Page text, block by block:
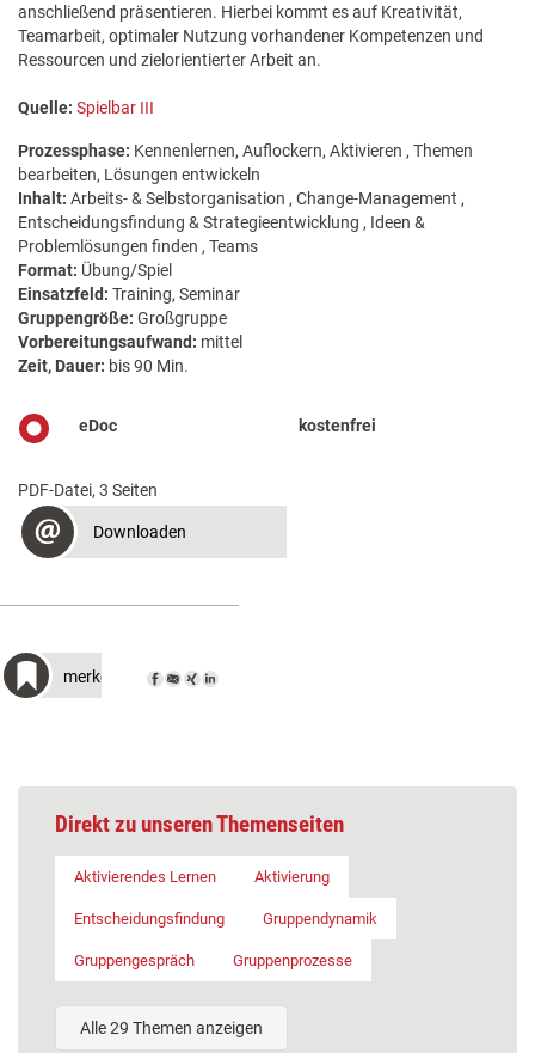
anschließend präsentieren. Hierbei kommt es auf Kreativität,
Teamarbeit, optimaler Nutzung vorhandener Kompetenzen und
Ressourcen und zielorientierter Arbeit an.
Quelle: Spielbar III
Prozessphase: Kennenlernen, Auflockern, Aktivieren , Themen
bearbeiten, Lösungen entwickeln
Inhalt: Arbeits- & Selbstorganisation , Change-Management ,
Entscheidungsfindung & Strategieentwicklung , Ideen &
Problemlösungen finden , Teams
Format: Übung/Spiel
Einsatzfeld: Training, Seminar
Gruppengröße: Großgruppe
Vorbereitungsaufwand: mittel
Zeit, Dauer: bis 90 Min.
eDoc kostenfrei
PDF-Datei, 3 Seiten
Downloaden
merken
Direkt zu unseren Themenseiten
Aktivierendes Lernen Aktivierung
Entscheidungsfindung Gruppendynamik
Gruppengespräch Gruppenprozesse
Alle 29 Themen anzeigen